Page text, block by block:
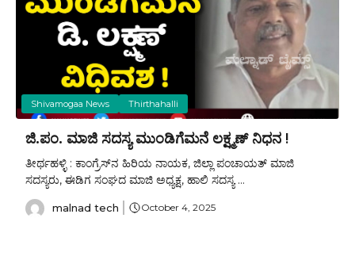
Shivamogaa News Thirthahalli
ಜಿ.ಪಂ. ಮಾಜಿ ಸದಸ್ಯ ಮುಂಡಿಗೆಮನೆ ಲಕ್ಷ್ಮಣ್ ನಿಧನ !
ತೀರ್ಥಹಳ್ಳಿ : ಕಾಂಗ್ರೆಸ್‌ನ ಹಿರಿಯ ನಾಯಕ, ಜಿಲ್ಲಾ ಪಂಚಾಯತ್ ಮಾಜಿ
ಸದಸ್ಯರು, ಈಡಿಗ ಸಂಘದ ಮಾಜಿ ಅಧ್ಯಕ್ಷ, ಹಾಲಿ ಸದಸ್ಯ ...
malnad tech October 4, 2025